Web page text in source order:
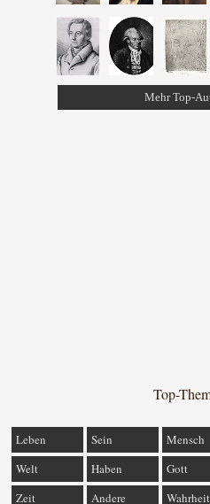
Mehr Top-
Top-
Leben Sein Mensch
Welt
Haben Gott
Zeit
Andere Wahrheit